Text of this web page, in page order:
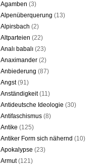
Agamben (3)
Alpenüberquerung (13)
Alpirsbach (2)
Altparteien (22)
Analı babalı (23)
Anaximander (2)
Anbiederung (87)
Angst(91)
Anständigkeit(11)
Antideutsche Ideologie (30)
Antifaschismus (8)
Antike (125)
Antiker Form sich nähernd (10)
Apokalypse (23)
Armut(121)